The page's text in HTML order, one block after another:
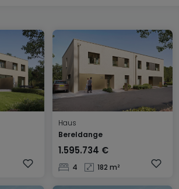
Haus
Bereldange
1.595.734 €
4 182 m²